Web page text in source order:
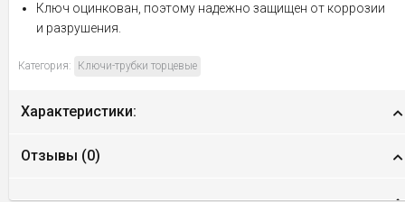
Ключ оцинкован, поэтому надежно защищен от коррозии
и разрушения.
Категория: Ключи-трубки торцевые
Характеристики:
Отзывы (0)